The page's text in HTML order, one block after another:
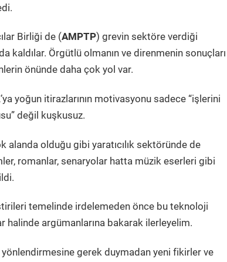
Birliği de (AMPTP) grevin sektöre verdiği
kaldılar. Örgütlü olmanın ve direnmenin sonuçları
önünde daha çok yol var.
’ya yoğun itirazlarının motivasyonu sadece “işlerini
değil kuşkusuz.
alanda olduğu gibi yaratıcılık sektöründe de
romanlar, senaryolar hatta müzik eserleri gibi
temelinde irdelemeden önce bu teknoloji
halinde argümanlarına bakarak ilerleyelim.
gerek duymadan yeni fikirler ve